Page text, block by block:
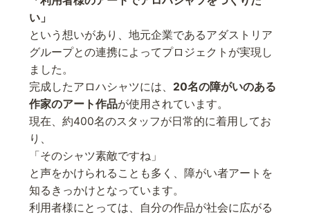
い」
という想いがあり、地元企業であるアダストリア
グループとの連携によってプロジェクトが実現し
ました。
完成したアロハシャツには、 20名の障がいのある
作家のアート作品が使用されています。
現在、約400名のスタッフが日常的に着用してお
り、
「そのシャツ素敵ですね」
と声をかけられることも多く、障がい者アートを
知るきっかけとなっています。
利用者様にとっては、自分の作品が社会に広がる